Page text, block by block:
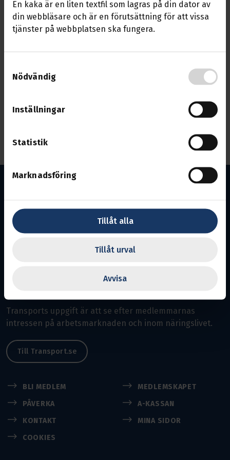
En kaka är en liten textfil som lagras på din dator av
din webbläsare och är en förutsättning för att vissa
tjänster på webbplatsen ska fungera.
Nödvändig
Inställningar
Statistik
Marknadsföring
Tillåt alla
Tillåt urval
Avvisa
Nomineringsmöte
Tisdag den 25 nov 18.00
Nomineringar till sektionen och
Vi bjuder på kaffe och macka.
Transports uppgift är att se efter medlemmarnas
intressen på arbetsmarknaden och inom näringslivet.
Till Transport.se
BLI MEDLEM
MEDLEMSKAPET
PÅVERKA
A-KASSAN
KONTAKT
MINA SIDOR
COOKIES